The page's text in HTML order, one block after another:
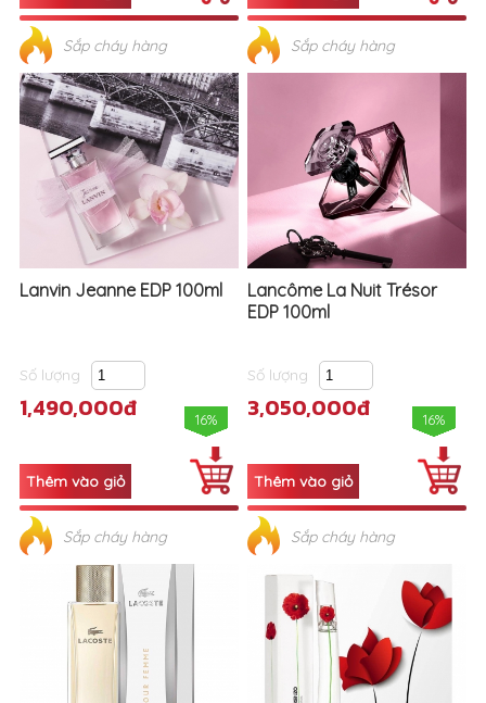
Lanvin Jeanne EDP 100ml
1,490,000đ
Sắp cháy hàng
Lancôme La Nuit Trésor
EDP 100ml
Số lượng
3,050,000đ
Sắp cháy hàng
Lacoste Femme 90ML EDP
Kenzo BY Flower EDP
100ML